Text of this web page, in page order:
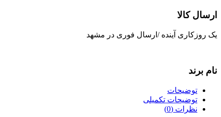
ارسال کالا
یک روزکاری آینده /ارسال فوری در مشهد
نام برند
توضیحات
توضیحات تکمیلی
نظرات (0)